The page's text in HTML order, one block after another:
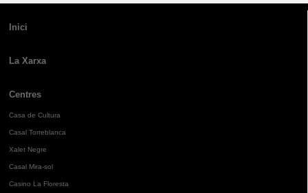
Inici
La Xarxa
Centres
Casa de Cultura
Casal Torreblanca
Xalet Negre
Casal Mira-sol
Casino La Floresta